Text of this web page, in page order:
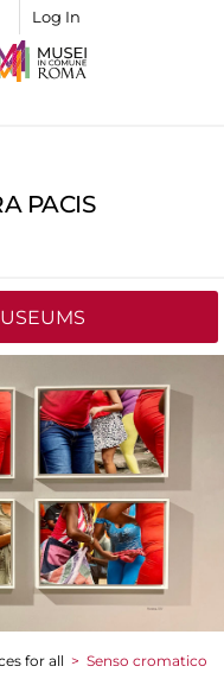
Log In
PACIS
for all > Senso cromatico